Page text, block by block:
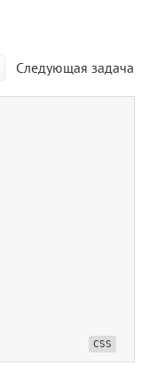
Следующая задача